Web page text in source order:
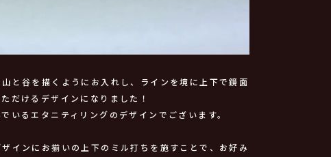
と谷を描くようにお入れし、ラインを境に上下で鏡面
だけるデザインになりました！
いるエタニティリングのデザインでございます。
インにお揃いの上下のミル打ちを施すことで、お好み